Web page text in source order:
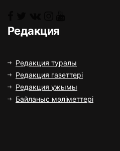
Редакция
Редакция туралы
Редакция газеттері
Редакция ұжымы
Байланыс мәліметтері